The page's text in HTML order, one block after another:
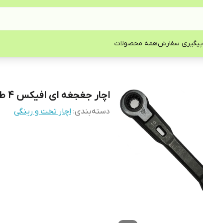
پیگیری سفارشهمه محصولات
اچار جغجغه ای افیکس 4 طرفه سایز 13-8-10-12
دسته‌بندی: اچار تخت و رینگی